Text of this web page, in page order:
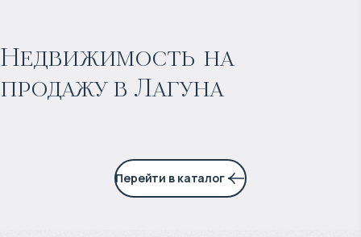
Недвижимость на
продажу в Лагуна
Прогнозируемый доход:
7% годовых
Перейти в каталог